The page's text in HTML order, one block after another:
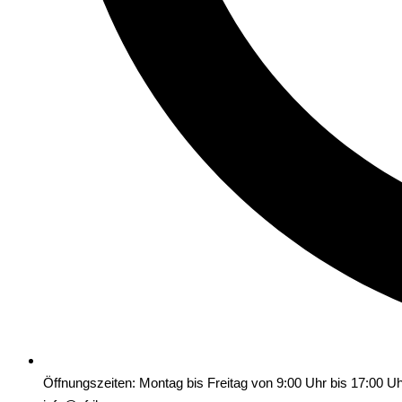
Öffnungszeiten: Montag bis Freitag von 9:00 Uhr bis 17:00